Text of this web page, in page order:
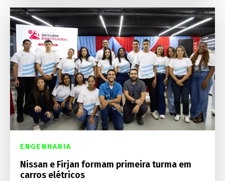
ENGENHARIA
Nissan e Firjan formam primeira turma em
carros elétricos